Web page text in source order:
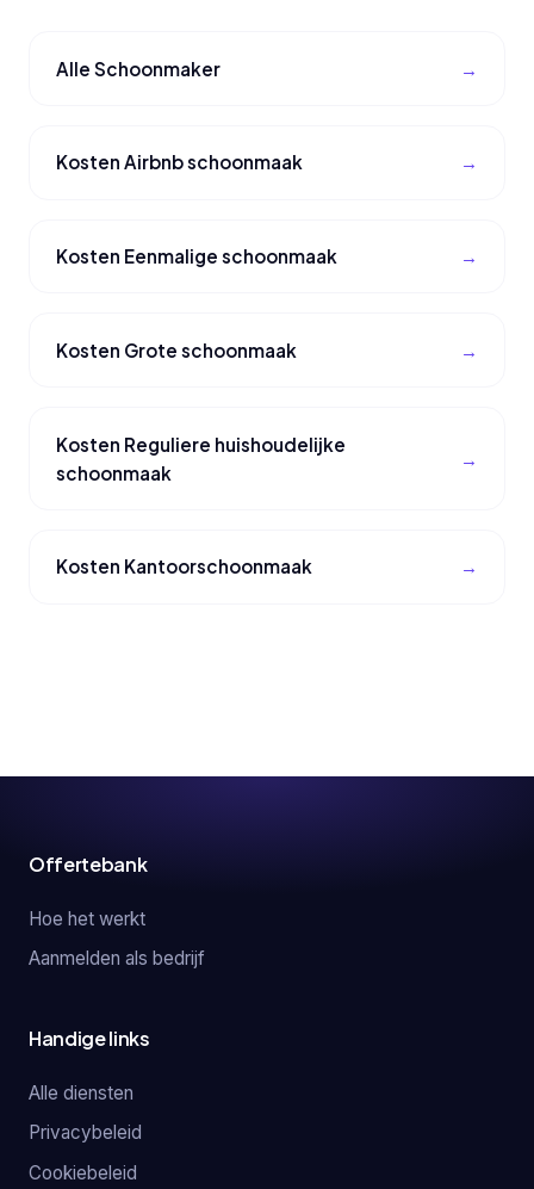
Alle Schoonmaker
Kosten Airbnb schoonmaak
Kosten Eenmalige schoonmaak
Kosten Grote schoonmaak
Kosten Reguliere huishoudelijke
schoonmaak
Kosten Kantoorschoonmaak
Offertebank
Hoe het werkt
Aanmelden als bedrijf
Handige links
Alle diensten
Privacybeleid
Cookiebeleid